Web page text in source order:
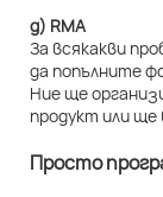
д) RMA
За всякакви
да попълните
Ние ще
продукт или
Просто